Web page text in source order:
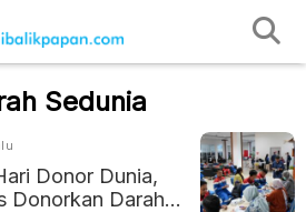
Sedunia
Donor Dunia,
Donorkan Darah